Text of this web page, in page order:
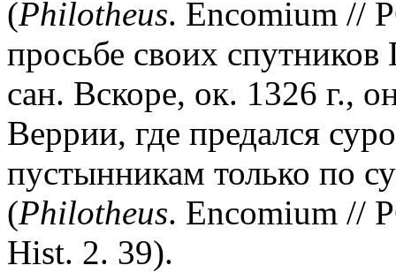
(Philotheus. Encomium //
просьбе своих
сан. Вскоре, ок. 1326 г.,
Веррии, где предался
пустынникам только по
(Philotheus. Encomium //
Hist. 2. 39).